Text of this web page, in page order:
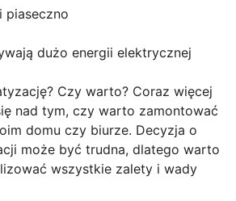
piaseczno
dużo energii elektrycznej
Czy warto? Coraz więcej
nad tym, czy warto zamontować
domu czy biurze. Decyzja o
może być trudna, dlatego warto
wszystkie zalety i wady